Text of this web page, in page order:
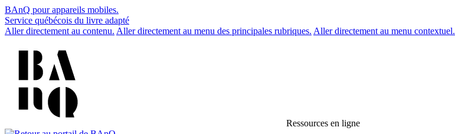
BAnQ pour appareils mobiles.
Service québécois du livre adapté
Aller directement au contenu. Aller directement au menu des principales rubriques. Aller directement au menu contextuel.
Ressources en ligne